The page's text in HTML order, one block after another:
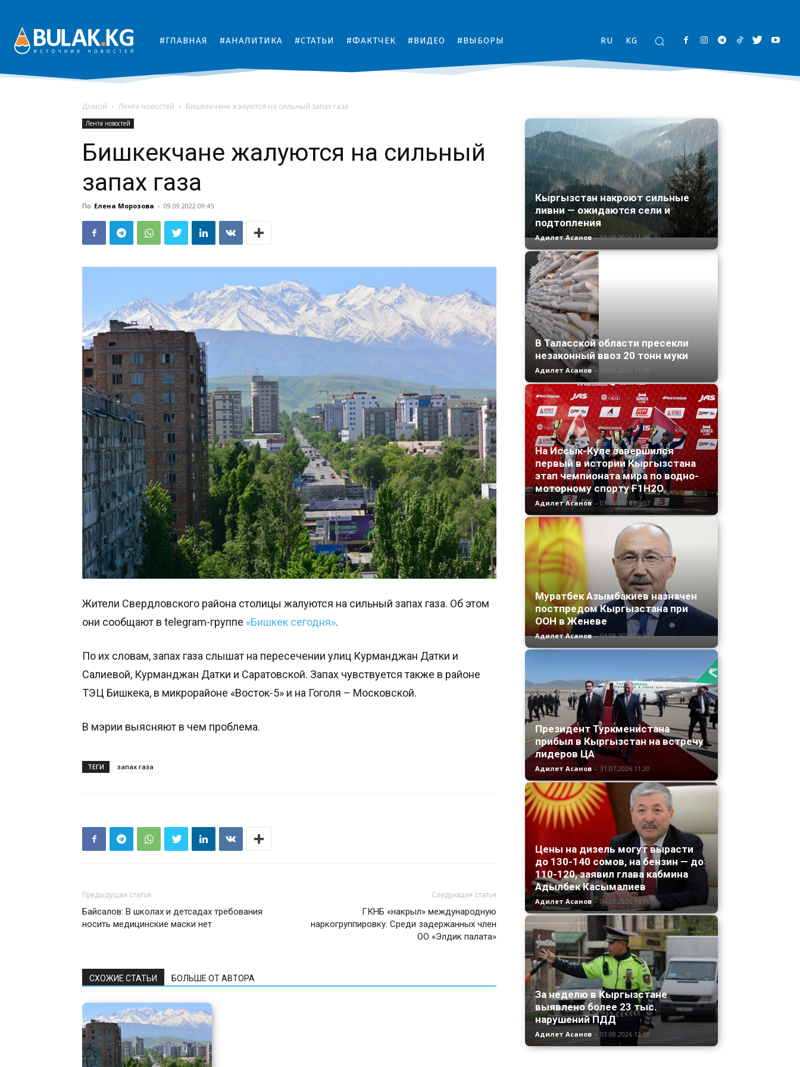
#ГЛАВНАЯ #АНАЛИТИКА #СТАТЬИ #ФАКТЧЕК #ВИДЕО #ВЫБОРЫ RU KG
Домой Лента новостей Бишкекчане жалуются на сильный запах газа
Лента новостей
Бишкекчане жалуются на сильный
запах газа
По Елена Морозова - 09.09.2022 09:45
Жители Свердловского района столицы жалуются на сильный запах газа. Об этом
они сообщают в telegram-группе «Бишкек сегодня».
По их словам, запах газа слышат на пересечении улиц Курманджан Датки и
Салиевой, Курманджан Датки и Саратовской. Запах чувствуется также в районе
ТЭЦ Бишкека, в микрорайоне «Восток-5» и на Гоголя – Московской.
В мэрии выясняют в чем проблема.
ТЕГИ запах газа
Предыдущая статья
Байсалов: В школах и детсадах требования
носить медицинские маски нет
Следующая статья
ГКНБ «накрыл» международную
наркогруппировку. Среди задержанных член
ОО «Элдик палата»
СХОЖИЕ СТАТЬИ БОЛЬШЕ ОТ АВТОРА
Кыргызстан накроют сильные
ливни — ожидаются сели и
подтопления
Адилет Асанов - 03.08.2026 11:46
В Таласской области пресекли
незаконный ввоз 20 тонн муки
Адилет Асанов -
На Иссык-Куле завершился
первый в истории Кыргызстана
этап чемпионата мира по водно-
моторному спорту F1H2O
Адилет Асанов - 03.08.2026 09:07
Муратбек Азымбакиев назначен
постпредом Кыргызстана при
ООН в Женеве
Адилет Асанов - 04.08.2026 09:30
Президент Туркменистана
прибыл в Кыргызстан на встречу
лидеров ЦА
Адилет Асанов - 31.07.2026 11:20
Цены на дизель могут вырасти
до 130-140 сомов, на бензин — до
110-120, заявил глава кабмина
Адылбек Касымалиев
Адилет Асанов - 04.08.2026 16:36
За неделю в Кыргызстане
выявлено более 23 тыс.
нарушений ПДД
Адилет Асанов - 03.08.2026 12:59